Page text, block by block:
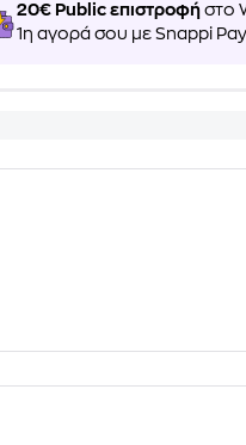
20€ Public επιστροφή στο
1η αγορά σου με Snappi